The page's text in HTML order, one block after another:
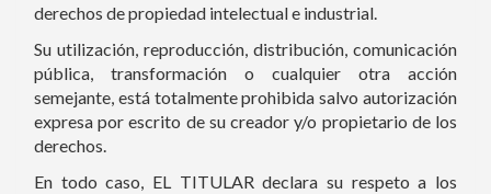
derechos de propiedad intelectual e industrial.
Su utilización, reproducción, distribución, comunicación
pública, transformación o cualquier otra acción
semejante, está totalmente prohibida salvo autorización
expresa por escrito de su creador y/o propietario de los
derechos.
En todo caso, EL TITULAR declara su respeto a los